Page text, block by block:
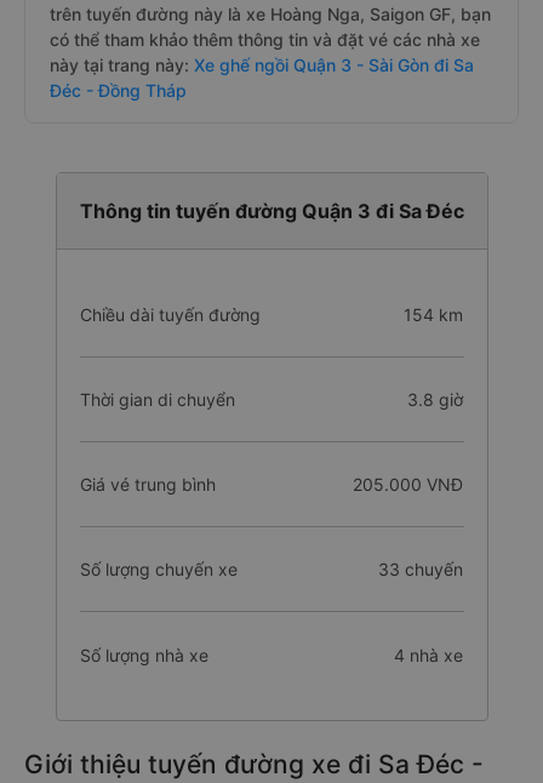
trên tuyến đường này là xe Hoàng Nga, Saigon GF, bạn
có thể tham khảo thêm thông tin và đặt vé các nhà xe
này tại trang này: Xe ghế ngồi Quận 3 - Sài Gòn đi Sa
Đéc - Đồng Tháp
Thông tin tuyến đường Quận 3 đi Sa Đéc
Chiều dài tuyến đường 154 km
Thời gian di chuyển 3.8 giờ
Giá vé trung bình 205.000 VNĐ
Số lượng chuyến xe 33 chuyến
Số lượng nhà xe 4 nhà xe
Giới thiệu tuyến đường xe đi Sa Đéc -